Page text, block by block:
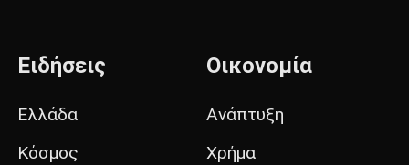
Ειδήσεις
Ελλάδα
Κόσμος
Οικονομία
Ανάπτυξη
Χρήμα